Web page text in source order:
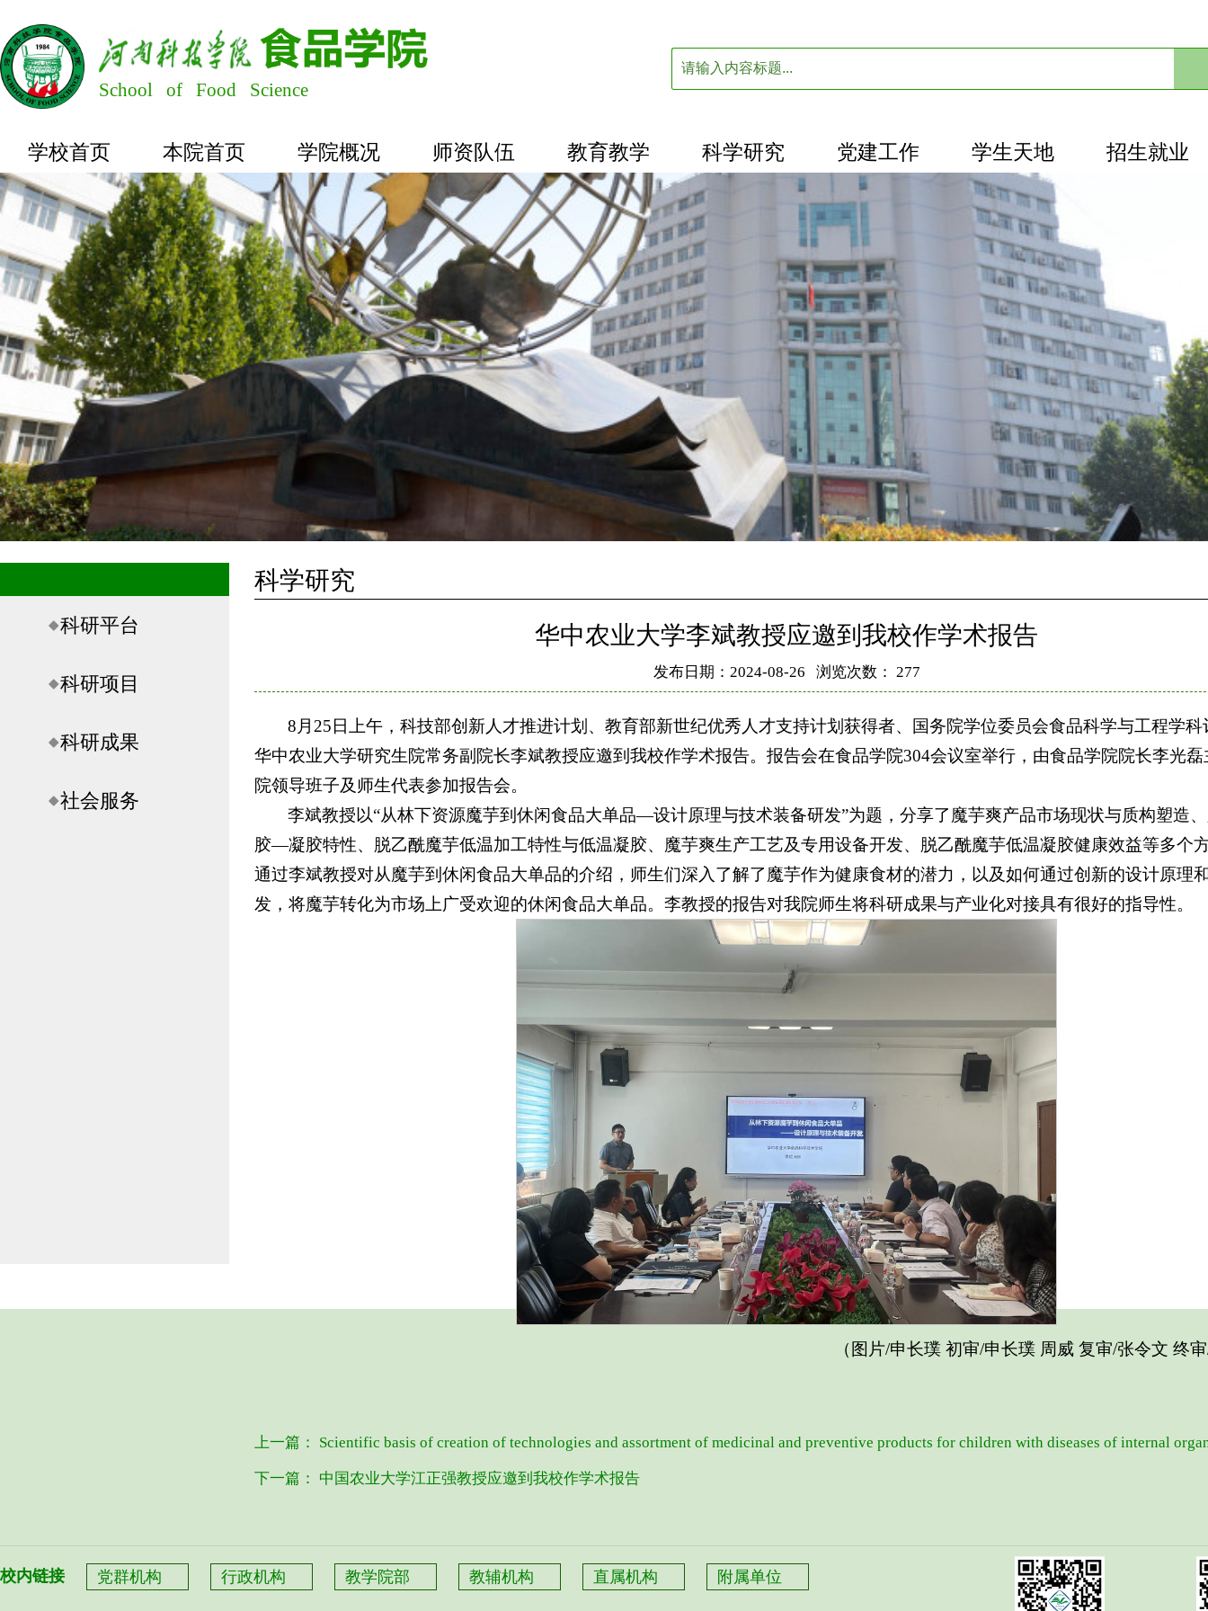
School of Food Science
学校首页 本院首页 学院概况 师资队伍 教育教学 科学研究 党建工作 学生天地 招生就业
科研平台
科研项目
科研成果
社会服务
科学研究
华中农业大学李斌教授应邀到我校作学术报告
发布日期：2024-08-26 浏览次数： 277
8月25日上午，科技部创新人才推进计划、教育部新世纪优秀人才支持计划获得者、国务院学位委员会食品科学与工程学
华中农业大学研究生院常务副院长李斌教授应邀到我校作学术报告。报告会在食品学院304会议室举行，由食品学院院长李光
院领导班子及师生代表参加报告会。
李斌教授以“从林下资源魔芋到休闲食品大单品—设计原理与技术装备研发”为题，分享了魔芋爽产品市场现状与质构塑造
胶—凝胶特性、脱乙酰魔芋低温加工特性与低温凝胶、魔芋爽生产工艺及专用设备开发、脱乙酰魔芋低温凝胶健康效益等多个
通过李斌教授对从魔芋到休闲食品大单品的介绍，师生们深入了解了魔芋作为健康食材的潜力，以及如何通过创新的设计原理
发，将魔芋转化为市场上广受欢迎的休闲食品大单品。李教授的报告对我院师生将科研成果与产业化对接具有很好的指导性。
（图片/申长璞 初审/申长璞 周威 复审/张令文 终
上一篇： Scientific basis of creation of technologies and assortment of medicinal and preventive products for children with diseases of internal
下一篇： 中国农业大学江正强教授应邀到我校作学术报告
校内链接 党群机构 行政机构 教学院部 教辅机构 直属机构 附属单位